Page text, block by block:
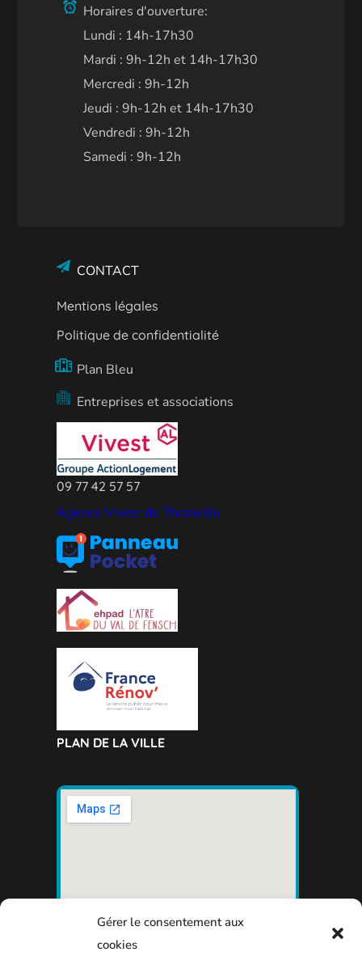
Gérer le consentement aux
cookies
Horaires d'ouverture:
Lundi : 14h-17h30
Mardi : 9h-12h et 14h-17h30
Mercredi : 9h-12h
Jeudi : 9h-12h et 14h-17h30
Vendredi : 9h-12h
Samedi : 9h-12h
CONTACT
Mentions légales
Politique de confidentialité
Plan Bleu
Entreprises et associations
09 77 42 57 57
Agence Vivest de Thionville
PLAN DE LA VILLE